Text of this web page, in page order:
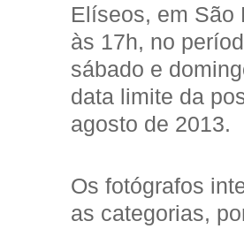
Elíseos, em São
às 17h, no
sábado e
data limite da
agosto de 2013.
Os fotógrafos
as categorias,